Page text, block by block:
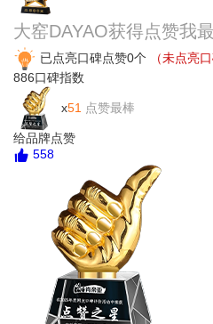
大窑DAYAO获得点赞我
已点亮口碑点赞0个
（未点亮
886口碑指数
x51 点赞最棒
给品牌点赞
558